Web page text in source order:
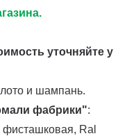
уточняйте у
и шампань.
фабрики":
фисташковая, Ral